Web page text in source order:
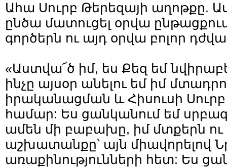
Ահա Սուրբ Թերեզայի աղոթքը.
ընծա մատուցել օրվա
գործերն ու այդ օրվա բոլոր
«Աստվա՜ծ իմ, ես Քեզ եմ
ինչը այսօր անելու եմ իմ
իրականացման և Հիսուսի
համար: Ես ցանկանում եմ
ամեն մի բաբախը, իմ մտքերն
աշխատանքը՝ այն միավորելով
առաքինությունների հետ: Ես